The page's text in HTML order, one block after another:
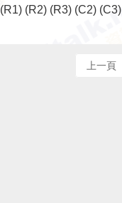
(R1) (R2) (R3) (C2) (C3)
上一頁